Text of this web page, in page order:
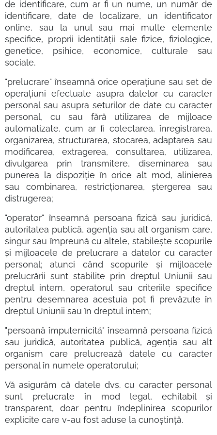
de identificare, cum ar fi un nume, un număr de
identificare, date de localizare, un identificator
online, sau la unul sau mai multe elemente
specifice, proprii identității sale fizice, fiziologice,
genetice, psihice, economice, culturale sau
sociale.
"prelucrare" înseamnă orice operațiune sau set de
operațiuni efectuate asupra datelor cu caracter
personal sau asupra seturilor de date cu caracter
personal, cu sau fără utilizarea de mijloace
automatizate, cum ar fi colectarea, înregistrarea,
organizarea, structurarea, stocarea, adaptarea sau
modificarea, extragerea, consultarea, utilizarea,
divulgarea prin transmitere, diseminarea sau
punerea la dispoziție în orice alt mod, alinierea
sau combinarea, restricționarea, ștergerea sau
distrugerea;
"operator" înseamnă persoana fizică sau juridică,
autoritatea publică, agenția sau alt organism care,
singur sau împreună cu altele, stabilește scopurile
și mijloacele de prelucrare a datelor cu caracter
personal; atunci când scopurile și mijloacele
prelucrării sunt stabilite prin dreptul Uniunii sau
dreptul intern, operatorul sau criteriile specifice
pentru desemnarea acestuia pot fi prevăzute în
dreptul Uniunii sau în dreptul intern;
"persoană împuternicită" înseamnă persoana fizică
sau juridică, autoritatea publică, agenția sau alt
organism care prelucrează datele cu caracter
personal în numele operatorului;
Vă asigurăm că datele dvs. cu caracter personal
sunt prelucrate în mod legal, echitabil și
transparent, doar pentru îndeplinirea scopurilor
explicite care v-au fost aduse la cunoștință.